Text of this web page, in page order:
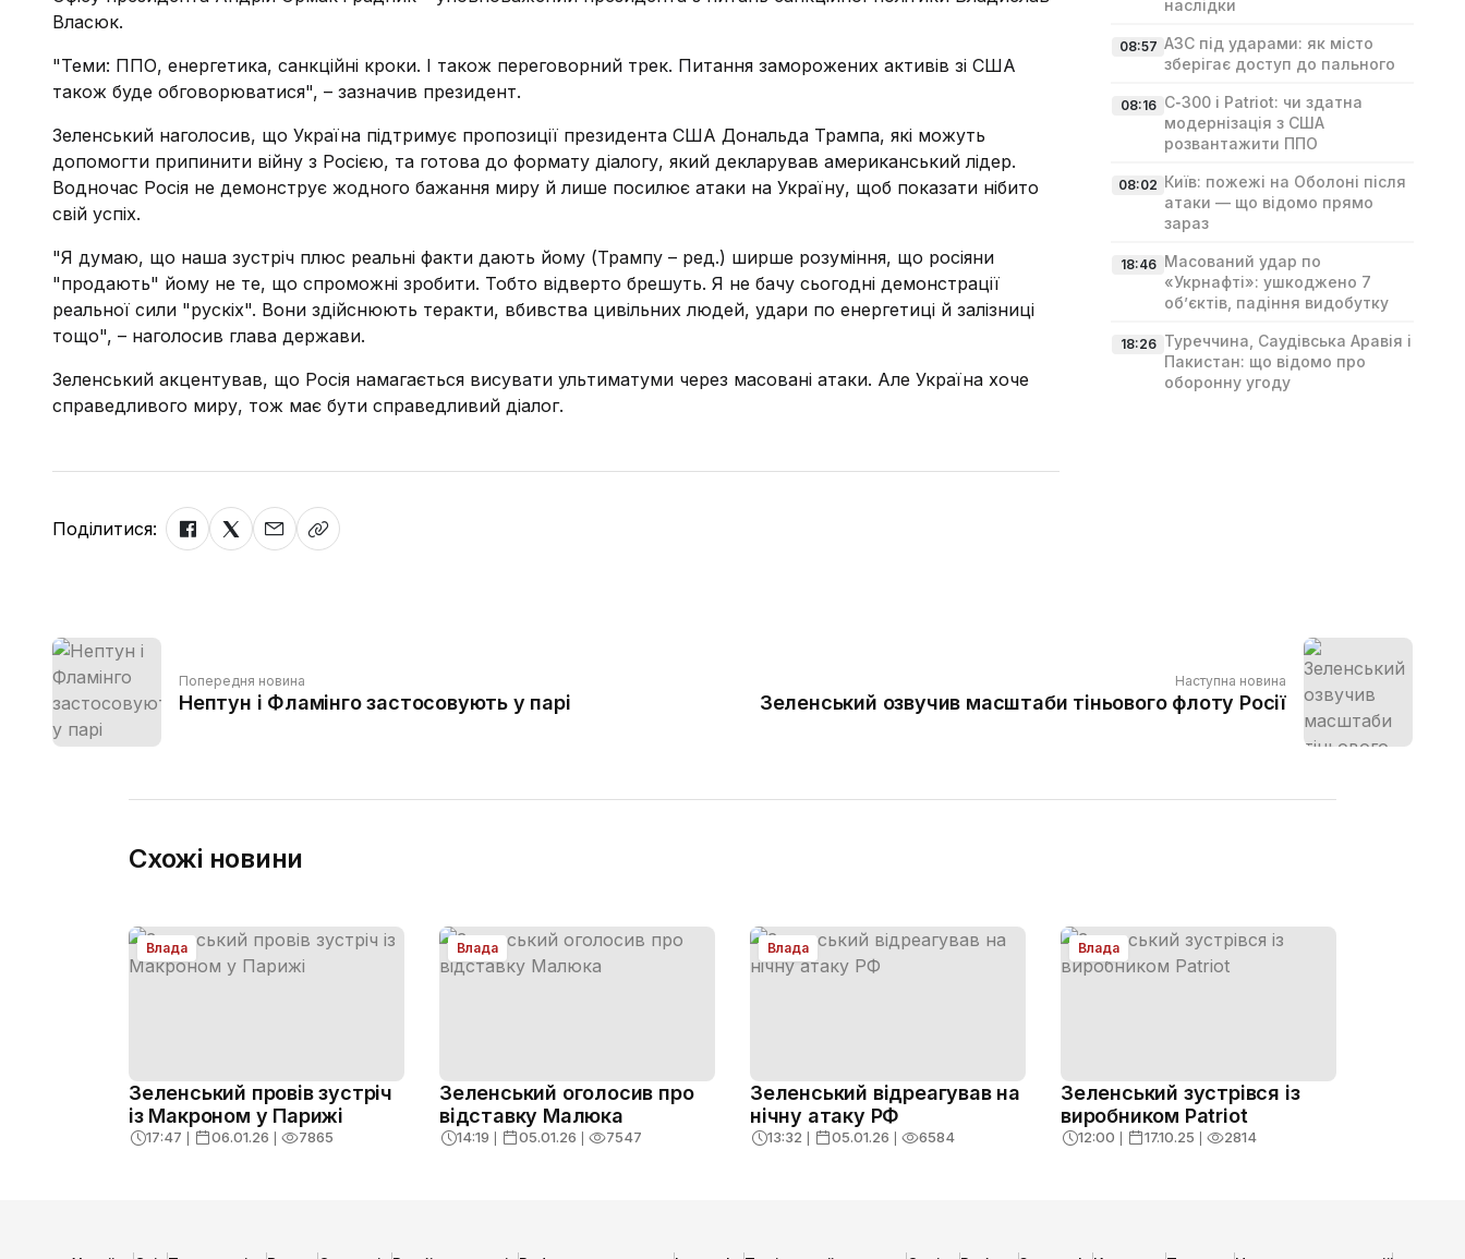
Власюк.
"Теми: ППО, енергетика, санкційні кроки. І також переговорний трек. Питання заморожених активів зі США
також буде обговорюватися", – зазначив президент.
Зеленський наголосив, що Україна підтримує пропозиції президента США Дональда Трампа, які можуть
допомогти припинити війну з Росією, та готова до формату діалогу, який декларував американський лідер.
Водночас Росія не демонструє жодного бажання миру й лише посилює атаки на Україну, щоб показати нібито
свій успіх.
"Я думаю, що наша зустріч плюс реальні факти дають йому (Трампу – ред.) ширше розуміння, що росіяни
"продають" йому не те, що спроможні зробити. Тобто відверто брешуть. Я не бачу сьогодні демонстрації
реальної сили "рускіх". Вони здійснюють теракти, вбивства цивільних людей, удари по енергетиці й залізниці
тощо", – наголосив глава держави.
Зеленський акцентував, що Росія намагається висувати ультиматуми через масовані атаки. Але Україна хоче
справедливого миру, тож має бути справедливий діалог.
Поділитися:
наслідки
08:57 АЗС під ударами: як місто
зберігає доступ до пального
08:16 С‑300 і Patriot: чи здатна
модернізація з США
розвантажити ППО
08:02 Київ: пожежі на Оболоні після
атаки — що відомо прямо
зараз
18:46 Масований удар по
«Укрнафті»: ушкоджено 7
об’єктів, падіння видобутку
18:26 Туреччина, Саудівська Аравія і
Пакистан: що відомо про
оборонну угоду
Попередня новина
Нептун і Фламінго застосовують у парі
Наступна новина
Зеленський озвучив масштаби тіньового флоту Росії
Схожі новини
Влада
Зеленський провів зустріч
із Макроном у Парижі
17:47 ❘ 06.01.26 ❘ 7865
Влада
Зеленський оголосив про
відставку Малюка
14:19 ❘ 05.01.26 ❘ 7547
Влада
Зеленський відреагував на
нічну атаку РФ
13:32 ❘ 05.01.26 ❘ 6584
Влада
Зеленський зустрівся із
виробником Patriot
12:00 ❘ 17.10.25 ❘ 2814